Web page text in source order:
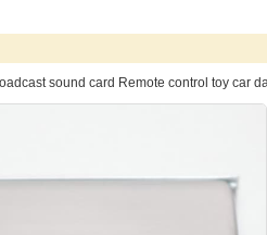
sound card Remote control toy car